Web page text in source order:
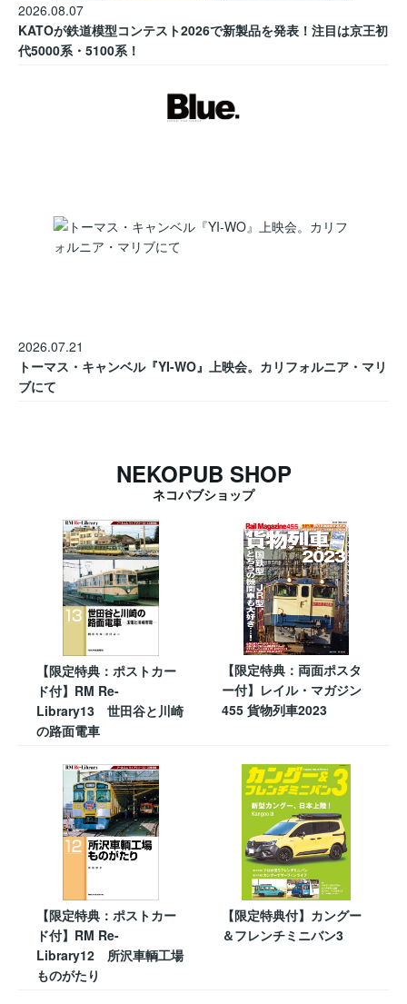
2026.08.07
KATOが鉄道模型コンテスト2026で新製品を発表！注目は京王初
代5000系・5100系！
2026.07.21
トーマス・キャンベル『YI-WO』上映会。カリフォルニア・マリ
ブにて
NEKOPUB SHOP
ネコパブショップ
【限定特典：ポストカー
ド付】RM Re-
Library13 世田谷と川崎
の路面電車
【限定特典：両面ポスタ
ー付】レイル・マガジン
455 貨物列車2023
【限定特典：ポストカー
ド付】RM Re-
Library12 所沢車輌工場
ものがたり
【限定特典付】カングー
＆フレンチミニバン3